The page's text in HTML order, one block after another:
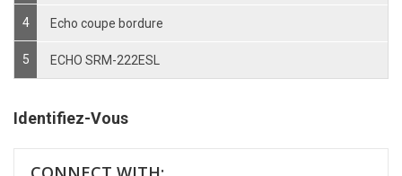
4 Echo coupe bordure
5 ECHO SRM-222ESL
Identifiez-Vous